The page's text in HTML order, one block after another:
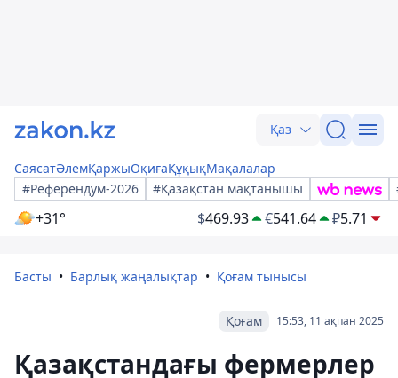
Қаз
СаясатӘлемҚаржыОқиғаҚұқықМақалалар
#Референдум-2026
#Қазақстан мақтанышы
+31° $469.93 €541.64 ₽5.71
Басты Барлық жаңалықтар Қоғам тынысы
15:53, 11 ақпан 2025
Қоғам
Қазақстандағы фермерлер